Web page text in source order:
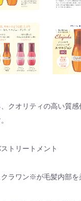
クオリティの高い質
トリートメント
ラワン※が毛髪内部を